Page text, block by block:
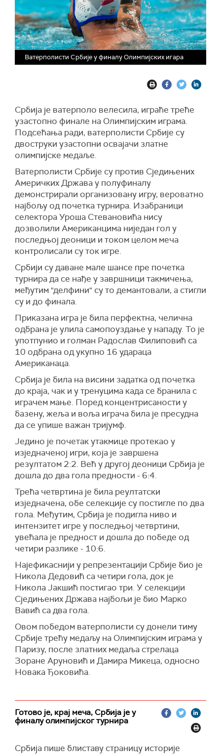
Ватерполисти Србије у финалу Олимпијских игара
Србија је ватерполо велесила, играће треће
узастопно финале на Олимпијским играма.
Подсећања ради, ватерполисти Србије су
двоструки узастопни освајачи златне
олимпијске медаље.
Ватерполисти Србије су против Сједињених
Америчких Држава у полуфиналу
демонстрирали организовану игру, вероватно
најбољу од почетка турнира. Изабраници
селектора Уроша Стевановића нису
дозволили Американцима ниједан гол у
последњој деоници и током целом меча
контролисали су ток игре.
Србији су даване мале шансе пре почетка
турнира да се нађе у завршници такмичења,
међутим "делфини" су то демантовали, а стигли
су и до финала.
Приказана игра је била перфектна, челична
одбрана је улила самопоуздање у нападу. То је
употпунио и голман Радослав Филиповић са
10 одбрана од укупно 16 удараца
Американаца.
Србија је била на висини задатка од почетка
до краја, чак и у тренуцима када се бранила с
играчем мање. Поред концентрисаности у
базену, жеља и воља играча била је пресудна
да се упише важан тријумф.
Једино је почетак утакмице протекао у
изједначеној игри, која је завршена
резултатом 2:2. Већ у другој деоници Србија је
дошла до два гола предности - 6:4.
Трећа четвртина је била реултатски
изједначена, обе селекције су постигле по два
гола. Међутим, Србија је подигла ниво и
интензитет игре у последњој четвртини,
увећала је предност и дошла до победе од
четири разлике - 10:6.
Најефикаснији у репрезентацији Србије био је
Никола Дедовић са четири гола, док је
Никола Јакшић постигао три. У селекцији
Сједињених Држава најбољи је био Марко
Вавић са два гола.
Овом победом ватерполисти су донели тиму
Србије трећу медаљу на Олимпијским играма у
Паризу, после златних медаља стрелаца
Зоране Аруновић и Дамира Микеца, односно
Новака Ђоковића.
Готово је, крај меча, Србија је у
финалу олимпијског турнира
Србија пише блиставу страницу историје